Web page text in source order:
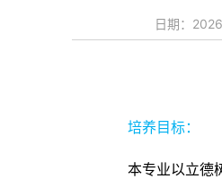
日期：
培养目标：
本专业以立德